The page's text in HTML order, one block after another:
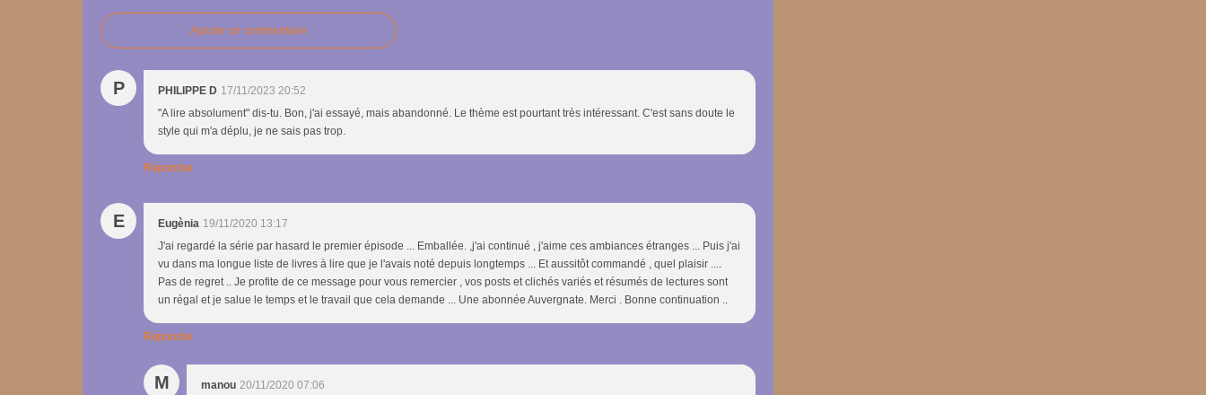
Ajouter un commentaire
P PHILIPPE D 17/11/2023 20:52
"A lire absolument" dis-tu. Bon, j'ai essayé, mais abandonné. Le thème est pourtant très intéressant. C'est sans doute le
style qui m'a déplu, je ne sais pas trop.
Répondre
E Eugènia 19/11/2020 13:17
J'ai regardé la série par hasard le premier épisode ... Emballée. ,j'ai continué , j'aime ces ambiances étranges ... Puis j'ai
vu dans ma longue liste de livres à lire que je l'avais noté depuis longtemps ... Et aussitôt commandé , quel plaisir ....
Pas de regret .. Je profite de ce message pour vous remercier , vos posts et clichés variés et résumés de lectures sont
un régal et je salue le temps et le travail que cela demande ... Une abonnée Auvergnate. Merci . Bonne continuation ..
Répondre
M manou 20/11/2020 07:06